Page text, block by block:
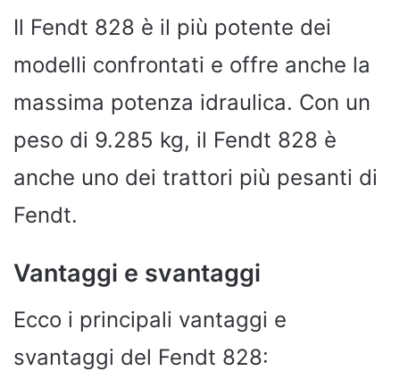
Il Fendt 828 è il più potente dei
modelli confrontati e offre anche la
massima potenza idraulica. Con un
peso di 9.285 kg, il Fendt 828 è
anche uno dei trattori più pesanti di
Fendt.
Vantaggi e svantaggi
Ecco i principali vantaggi e
svantaggi del Fendt 828: